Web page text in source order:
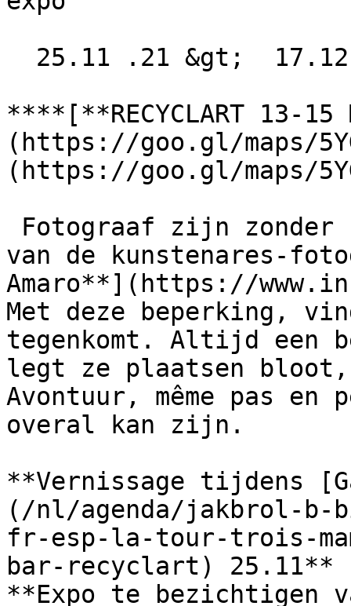
****[**RECYCLART 13-
(https://goo.gl/maps/
(https://goo.gl/maps/
van de kunstenares-
Amaro**](https://
Met deze beperking,
tegenkomt. Altijd een
legt ze plaatsen
Avontuur, même pas
overal kan zijn.
**Vernissage tijdens
(/nl/agenda/jakbrol-b-
fr-esp-la-tour-trois-
bar-recyclart) 25.11**
**Expo te bezichtigen